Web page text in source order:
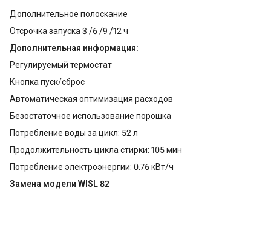
Дополнительное полоскание
Отсрочка запуска 3 /6 /9 /12 ч
Дополнительная информация:
Регулируемый термостат
Кнопка пуск/сброс
Автоматическая оптимизация расходов
Безостаточное использование порошка
Потребление воды за цикл: 52 л
Продолжительность цикла стирки: 105 мин
Потребление электроэнергии: 0.76 кВт/ч
Замена модели WISL 82